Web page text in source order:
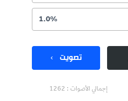
1.0%
تصويت
إجمالي الأصوات : 1262